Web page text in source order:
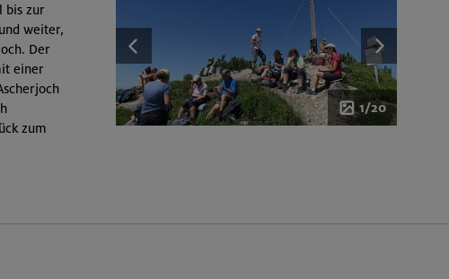
bis zur
weiter,
Der
einer
zum
1/20